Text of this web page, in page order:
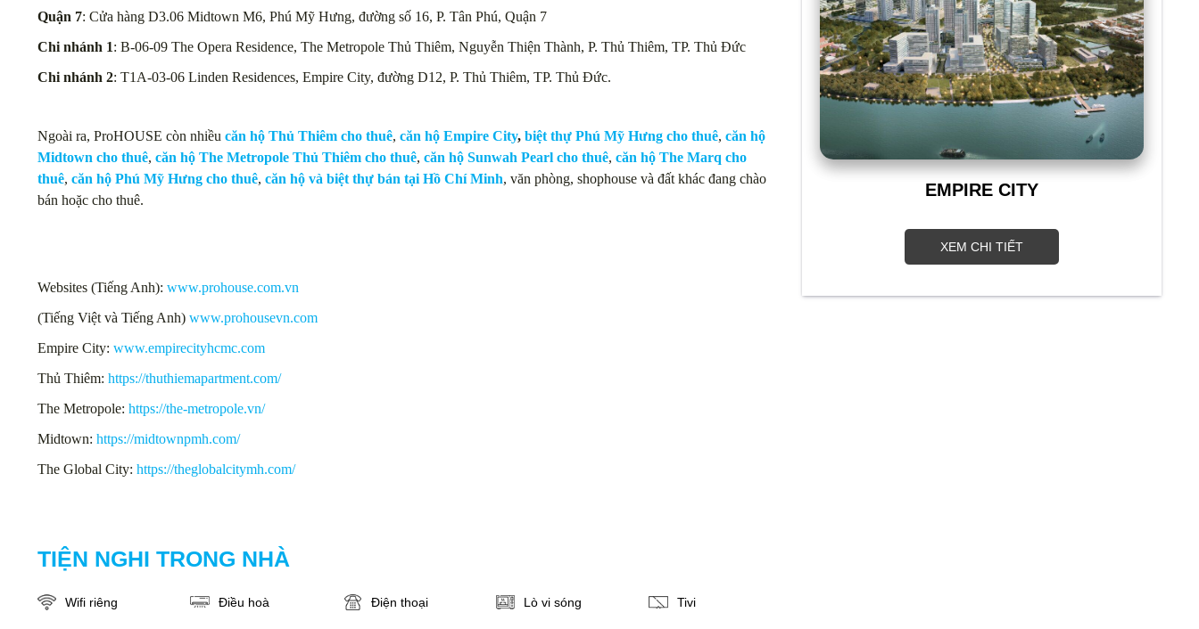
Quận 7: Cửa hàng D3.06 Midtown M6, Phú Mỹ Hưng, đường số 16, P. Tân Phú, Quận 7
Chi nhánh 1: B-06-09 The Opera Residence, The Metropole Thủ Thiêm, Nguyễn Thiện Thành, P. Thủ Thiêm, TP. Thủ Đức
Chi nhánh 2: T1A-03-06 Linden Residences, Empire City, đường D12, P. Thủ Thiêm, TP. Thủ Đức.
Ngoài ra, ProHOUSE còn nhiều căn hộ Thủ Thiêm cho thuê, căn hộ Empire City, biệt thự Phú Mỹ Hưng cho thuê, căn hộ
Midtown cho thuê, căn hộ The Metropole Thủ Thiêm cho thuê, căn hộ Sunwah Pearl cho thuê, căn hộ The Marq cho
thuê, căn hộ Phú Mỹ Hưng cho thuê, căn hộ và biệt thự bán tại Hồ Chí Minh, văn phòng, shophouse và đất khác đang chào
bán hoặc cho thuê.
Websites (Tiếng Anh): www.prohouse.com.vn
(Tiếng Việt và Tiếng Anh) www.prohousevn.com
Empire City: www.empirecityhcmc.com
Thủ Thiêm: https://thuthiemapartment.com/
The Metropole: https://the-metropole.vn/
Midtown: https://midtownpmh.com/
The Global City: https://theglobalcitymh.com/
TIỆN NGHI TRONG NHÀ
Wifi riêng Điều hoà Điện thoại Lò vi sóng Tivi
EMPIRE CITY
XEM CHI TIẾT